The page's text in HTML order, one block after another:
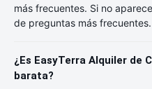
más frecuentes. Si no
de preguntas más
¿Es EasyTerra Alquiler de
barata?